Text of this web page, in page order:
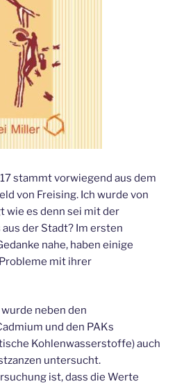
stammt vorwiegend aus dem
von Freising. Ich wurde von
wie es denn sei mit der
der Stadt? Im ersten
nahe, haben einige
mit ihrer
neben den
und den PAKs
Kohlenwasserstoffe) auch
untersucht.
ist, dass die Werte